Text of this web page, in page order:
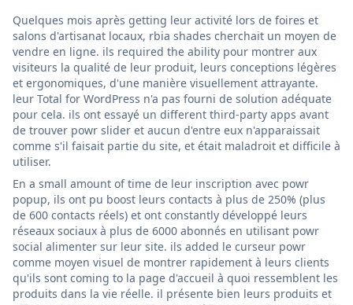
Quelques mois après getting leur activité lors de foires et
salons d'artisanat locaux, rbia shades cherchait un moyen de
vendre en ligne. ils required the ability pour montrer aux
visiteurs la qualité de leur produit, leurs conceptions légères
et ergonomiques, d'une manière visuellement attrayante.
leur Total for WordPress n'a pas fourni de solution adéquate
pour cela. ils ont essayé un different third-party apps avant
de trouver powr slider et aucun d'entre eux n'apparaissait
comme s'il faisait partie du site, et était maladroit et difficile à
utiliser.
En a small amount of time de leur inscription avec powr
popup, ils ont pu boost leurs contacts à plus de 250% (plus
de 600 contacts réels) et ont constantly développé leurs
réseaux sociaux à plus de 6000 abonnés en utilisant powr
social alimenter sur leur site. ils added le curseur powr
comme moyen visuel de montrer rapidement à leurs clients
qu'ils sont coming to la page d'accueil à quoi ressemblent les
produits dans la vie réelle. il présente bien leurs produits et